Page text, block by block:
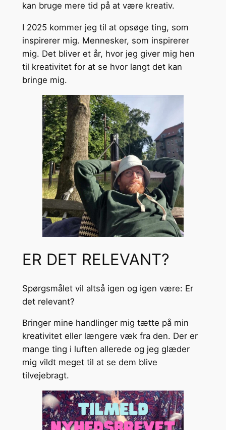
kan bruge mere tid på at være kreativ.
I 2025 kommer jeg til at opsøge ting, som
inspirerer mig. Mennesker, som inspirerer
mig. Det bliver et år, hvor jeg giver mig hen
til kreativitet for at se hvor langt det kan
bringe mig.
ER DET RELEVANT?
Spørgsmålet vil altså igen og igen være: Er
det relevant?
Bringer mine handlinger mig tætte på min
kreativitet eller længere væk fra den. Der er
mange ting i luften allerede og jeg glæder
mig vildt meget til at se dem blive
tilvejebragt.